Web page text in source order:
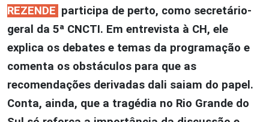
REZENDE participa de perto, como secretário-
geral da 5ª CNCTI. Em entrevista à CH, ele
explica os debates e temas da programação e
comenta os obstáculos para que as
recomendações derivadas dali saiam do papel.
Conta, ainda, que a tragédia no Rio Grande do